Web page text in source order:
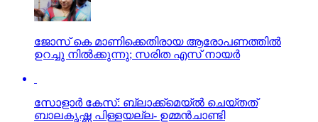
ജോസ് കെ മാണിക്കെതിരായ ആരോപണത്തില്‍
ഉറച്ചു നില്‍ക്കുന്നു; സരിത എസ് നായര്‍
സോളാര്‍ കേസ്: ബ്ലാക്ക്‌മെയ്ല്‍ ചെയ്തത്
ബാലകൃഷ്ണ പിള്ളയല്ല- ഉമ്മന്‍ചാണ്ടി